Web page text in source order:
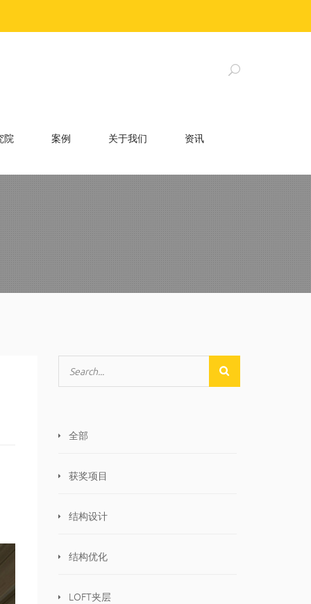
院 案例 关于我们 资讯
全部
获奖项目
结构设计
结构优化
LOFT夹层